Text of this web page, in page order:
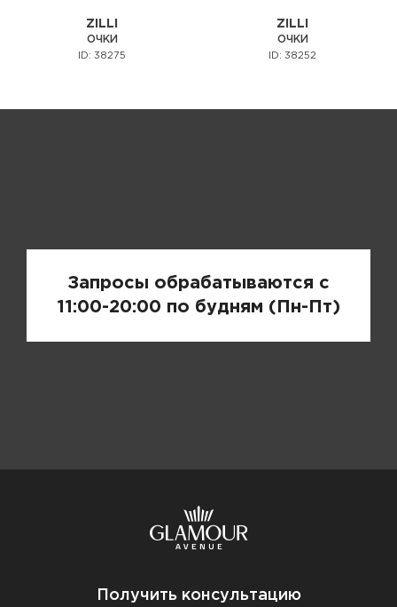
ZILLI
ОЧКИ
ID: 38275
ZILLI
ОЧКИ
ID: 38252
Запросы обрабатываются с
11:00-20:00 по будням (Пн-Пт)
Получить консультацию